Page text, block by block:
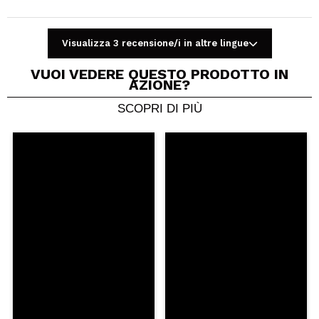
Condividi un video o una foto
Il tuo video potrebbe essere il primo. Immaginalo...
Visualizza 3 recensione/i in altre lingue
VUOI VEDERE QUESTO PRODOTTO IN
AZIONE?
SCOPRI DI PIÙ